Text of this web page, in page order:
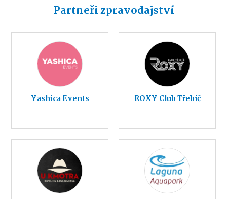
Partneři zpravodajství
Yashica Events ROXY Club Třebíč